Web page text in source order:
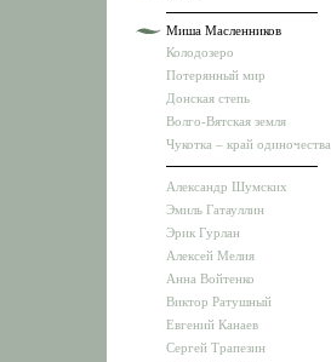
Миша Масленников
Колодозеро
Потерянный мир
Донская степь
Волго-Вятская земля
Чукотка – край одиночества
Александр Шумских
Эмиль Гатауллин
Эрик Гурлан
Алексей Мелия
Анна Войтенко
Виктор Ратушный
Евгений Канаев
Сергей Трапезин